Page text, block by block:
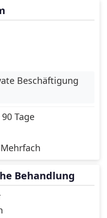
Netherlands
Norfolk Island
Islands
Beschäftigung
Tage
Behandlung